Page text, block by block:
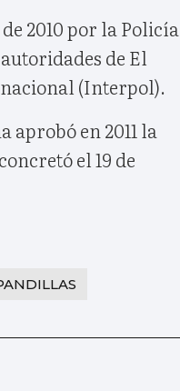
2010 por la Policía
de El
(Interpol).
en 2011 la
el 19 de